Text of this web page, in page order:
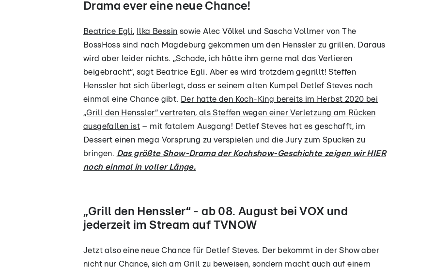
Drama ever eine neue Chance!
Beatrice Egli, Ilka Bessin sowie Alec Völkel und Sascha Vollmer von The
BossHoss sind nach Magdeburg gekommen um den Henssler zu grillen. Daraus
wird aber leider nichts. „Schade, ich hätte ihm gerne mal das Verlieren
beigebracht“, sagt Beatrice Egli. Aber es wird trotzdem gegrillt! Steffen
Henssler hat sich überlegt, dass er seinem alten Kumpel Detlef Steves noch
einmal eine Chance gibt. Der hatte den Koch-King bereits im Herbst 2020 bei
„Grill den Henssler“ vertreten, als Steffen wegen einer Verletzung am Rücken
ausgefallen ist – mit fatalem Ausgang! Detlef Steves hat es geschafft, im
Dessert einen mega Vorsprung zu verspielen und die Jury zum Spucken zu
bringen. Das größte Show-Drama der Kochshow-Geschichte zeigen wir HIER
noch einmal in voller Länge.
„Grill den Henssler“ - ab 08. August bei VOX und
jederzeit im Stream auf TVNOW
Jetzt also eine neue Chance für Detlef Steves. Der bekommt in der Show aber
nicht nur Chance, sich am Grill zu beweisen, sondern macht auch auf einem